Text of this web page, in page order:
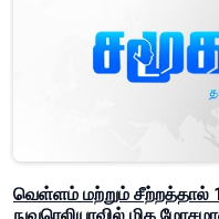
வெள்ளம் மற்றும் சீற்றத்தால்